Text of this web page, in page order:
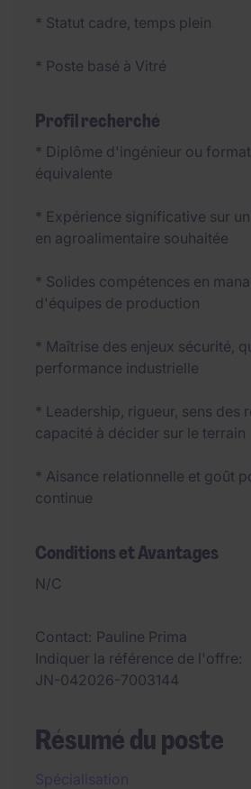
* Statut cadre, temps plein
* Poste basé à Vitré
Profil recherché
* Diplôme d'ingénieur ou
équivalente
* Expérience significative sur
en agroalimentaire souhaitée
* Solides compétences en
d'équipes de production
* Maîtrise des enjeux sécurité,
performance industrielle
* Leadership, rigueur, sens des
capacité à décider sur le terrain
* Aisance relationnelle et goût
continue
Conditions et Avantages
N/C
Contact Pauline Prima
Indiquer la référence de l'offre
JN-042026-7003144
Résumé du poste